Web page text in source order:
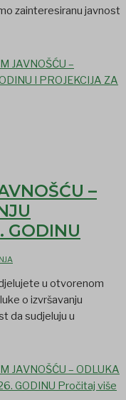
zainteresiranu javnost
JAVNOŠĆU –
I PROJEKCIJA ZA
–
GODINU
u otvorenom
o izvršavanju
da sudjeluju u
JAVNOŠĆU – ODLUKA
GODINU Pročitaj više